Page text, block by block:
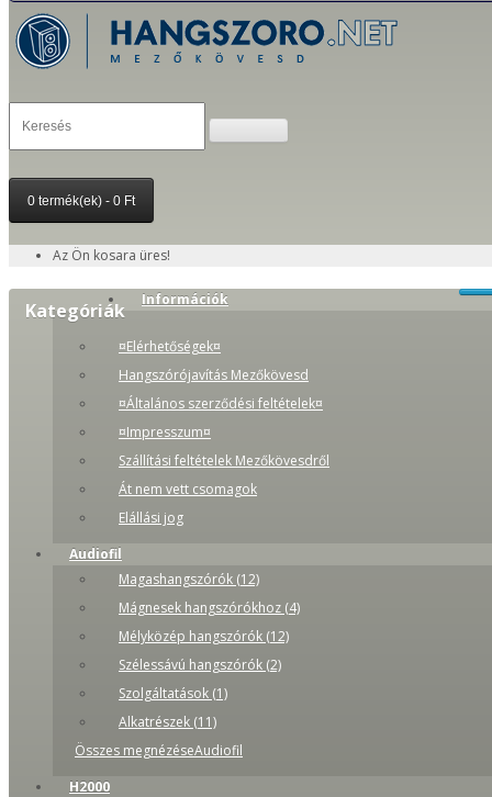
0 termék(ek) - 0 Ft
Az Ön kosara üres!
Kategóriák Információk
¤Elérhetőségek¤
Hangszórójavítás Mezőkövesd
¤Általános szerződési feltételek¤
¤Impresszum¤
Szállítási feltételek Mezőkövesdről
Át nem vett csomagok
Elállási jog
Audiofil
Magashangszórók (12)
Mágnesek hangszórókhoz (4)
Mélyközép hangszórók (12)
Szélessávú hangszórók (2)
Szolgáltatások (1)
Alkatrészek (11)
Összes megnézéseAudiofil
H2000